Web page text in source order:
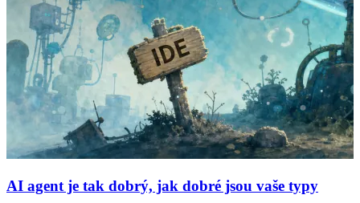
AI agent je tak dobrý, jak dobré jsou vaše typy